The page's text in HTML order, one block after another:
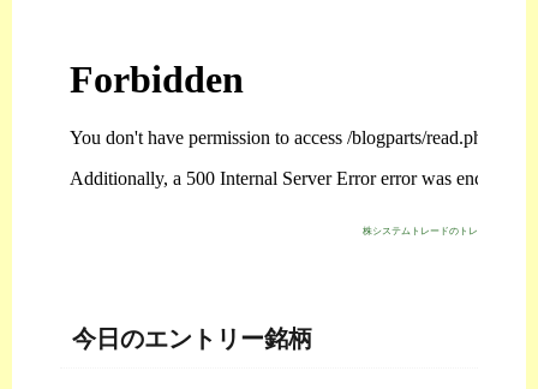
株システムトレードのトレジスタ・ス
今日のエントリー銘柄